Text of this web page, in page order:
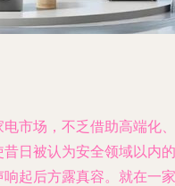
市场，不乏借助高端化、
日被认为安全领域以内的
起后方露真容。就在一家